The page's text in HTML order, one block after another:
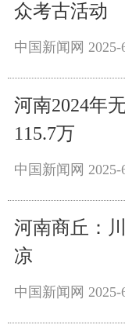
众考古活动
中国新闻网 2025-
河南2024年
115.7万
中国新闻网 2025-
河南商丘：
凉
中国新闻网 2025-